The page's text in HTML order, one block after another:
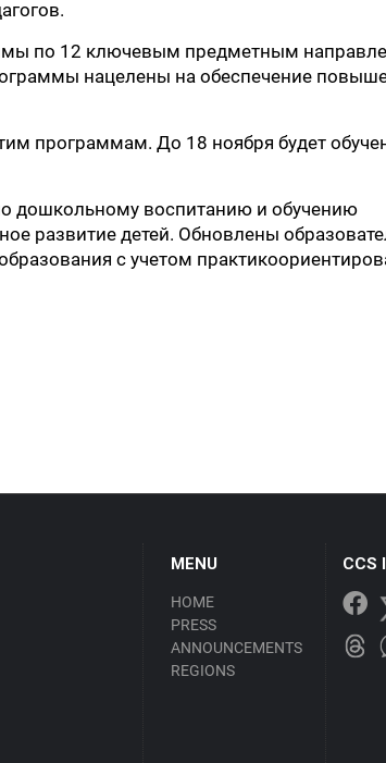
по 12 ключевым предметным
нацелены на обеспечение
программам. До 18 ноября будет
дошкольному воспитанию и обучению
развитие детей. Обновлены
с учетом
MENU
HOME
PRESS
ANNOUNCEMENTS
REGIONS
CCS